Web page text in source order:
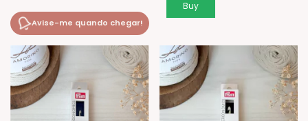
Avise-me quando chegar!